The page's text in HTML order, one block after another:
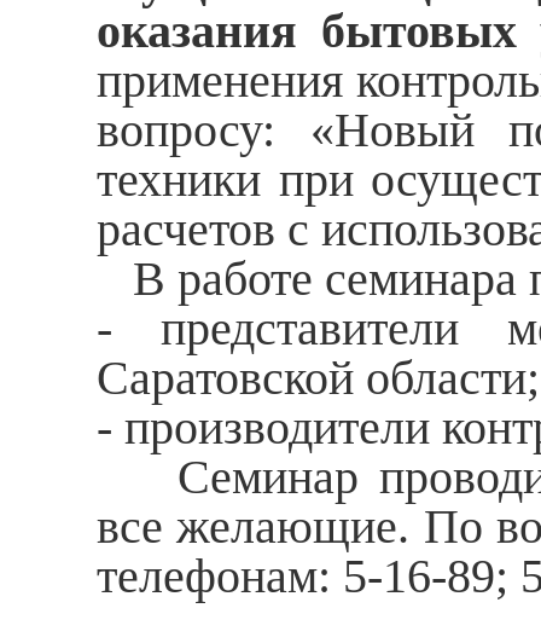
оказания бытовых
применения
вопросу: «Новый
техники при
расчетов с
В работе семинара
-
Саратовской области;
- производители
Семинар
все желающие. По
телефонам: 5-16-89;